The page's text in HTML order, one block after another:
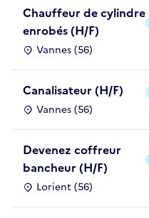
Chauffeur de cylindre
enrobés (H/F)
Vannes (56)
Canalisateur (H/F)
Vannes (56)
Devenez coffreur
bancheur (H/F)
Lorient (56)